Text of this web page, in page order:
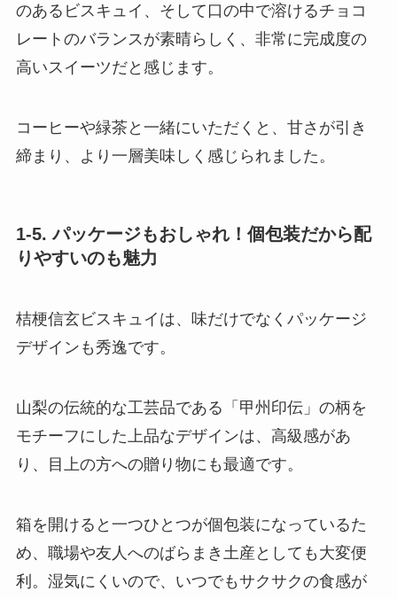
のあるビスキュイ、そして口の中で溶けるチョコ
レートのバランスが素晴らしく、非常に完成度の
高いスイーツだと感じます。
コーヒーや緑茶と一緒にいただくと、甘さが引き
締まり、より一層美味しく感じられました。
1-5. パッケージもおしゃれ！個包装だから配
りやすいのも魅力
桔梗信玄ビスキュイは、味だけでなくパッケージ
デザインも秀逸です。
山梨の伝統的な工芸品である「甲州印伝」の柄を
モチーフにした上品なデザインは、高級感があ
り、目上の方への贈り物にも最適です。
箱を開けると一つひとつが個包装になっているた
め、職場や友人へのばらまき土産としても大変便
利。湿気にくいので、いつでもサクサクの食感が